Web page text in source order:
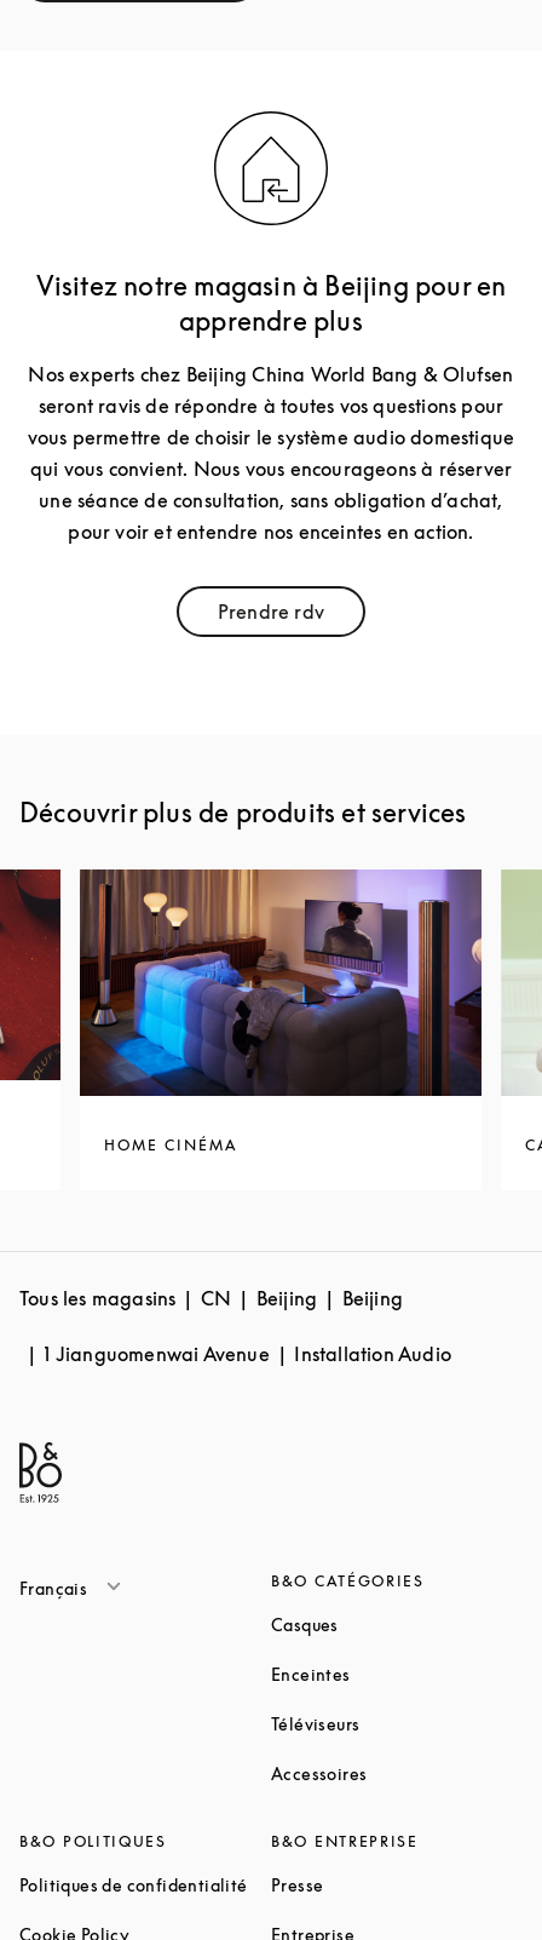
Visitez notre magasin à Beijing pour en
apprendre plus
Nos experts chez Beijing China World Bang & Olufsen
seront ravis de répondre à toutes vos questions pour
vous permettre de choisir le système audio domestique
qui vous convient. Nous vous encourageons à réserver
une séance de consultation, sans obligation d’achat,
pour voir et entendre nos enceintes en action.
Prendre rdv
Link Opens in New Tab
Découvrir plus de produits et services
HOME CINÉMA
Tous les magasins CN Beijing Beijing
1 Jianguomenwai Avenue Installation Audio
Français B&O CATÉGORIES
Casques
Enceintes
Téléviseurs
Accessoires
B&O POLITIQUES
Politiques de confidentialité Link Opens in New Tab
Cookie PolicyLink Opens in New Tab
B&O ENTREPRISE
Presse
Entreprise